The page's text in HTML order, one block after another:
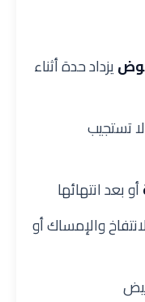
يزداد حدة أثناء
لا تستجيب
أو بعد انتهائها
والإمساك أو